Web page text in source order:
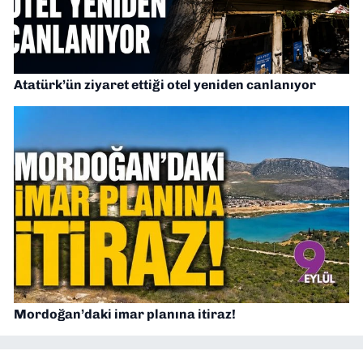
Atatürk’ün ziyaret ettiği otel yeniden canlanıyor
Mordoğan’daki imar planına itiraz!